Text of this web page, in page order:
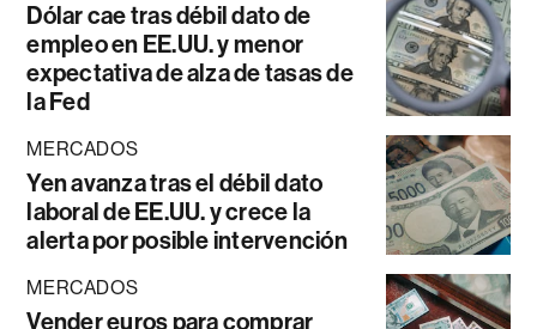
Dólar cae tras débil dato de
empleo en EE.UU. y menor
expectativa de alza de tasas de
la Fed
MERCADOS
Yen avanza tras el débil dato
laboral de EE.UU. y crece la
alerta por posible intervención
MERCADOS
Vender euros para comprar